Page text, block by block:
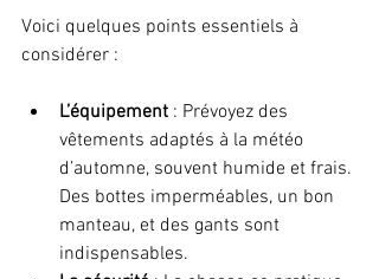
Voici quelques points essentiels à
considérer :
L’équipement : Prévoyez des
vêtements adaptés à la météo
d’automne, souvent humide et frais.
Des bottes imperméables, un bon
manteau, et des gants sont
indispensables.